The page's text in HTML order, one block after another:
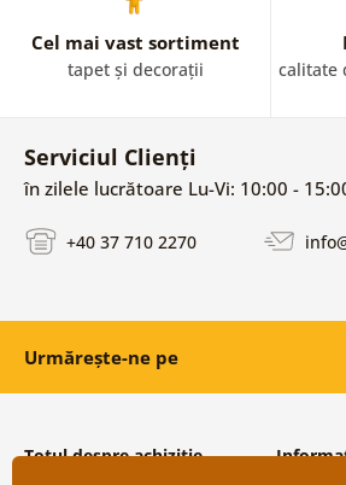
Cel mai vast sortiment
tapet și decorații calitate
Serviciul Clienți
în zilele lucrătoare Lu-Vi: 10:00 -
+40 37 710 2270
Urmărește-ne pe
Totul despre achiziție